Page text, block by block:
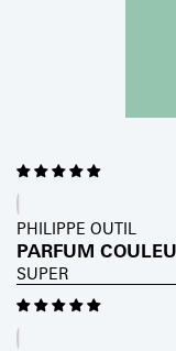
PHILIPPE OUTIL
PARFUM
SUPER